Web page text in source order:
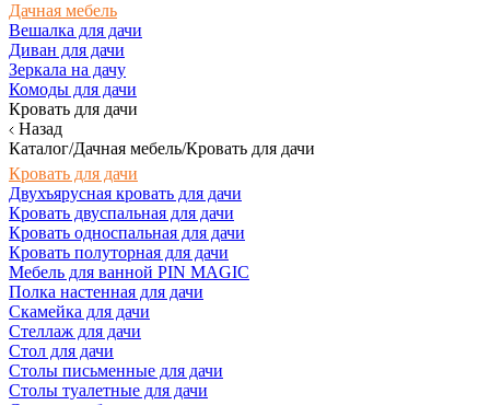
Дачная мебель
Вешалка для дачи
Диван для дачи
Зеркала на дачу
Комоды для дачи
Кровать для дачи
Назад
Каталог/Дачная мебель/Кровать для дачи
Кровать для дачи
Двухъярусная кровать для дачи
Кровать двуспальная для дачи
Кровать односпальная для дачи
Кровать полуторная для дачи
Мебель для ванной PIN MAGIC
Полка настенная для дачи
Скамейка для дачи
Стеллаж для дачи
Стол для дачи
Столы письменные для дачи
Столы туалетные для дачи